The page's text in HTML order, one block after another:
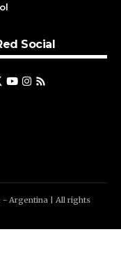
Social
- Argentina | All rights